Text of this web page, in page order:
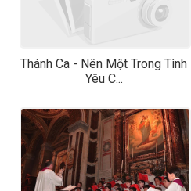
Thánh Ca - Nên Một Trong Tình
Yêu C...